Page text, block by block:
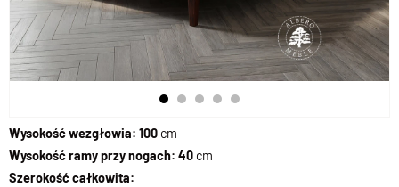
Wysokość wezgłowia: 100 cm
Wysokość ramy przy nogach: 40 cm
Szerokość całkowita: